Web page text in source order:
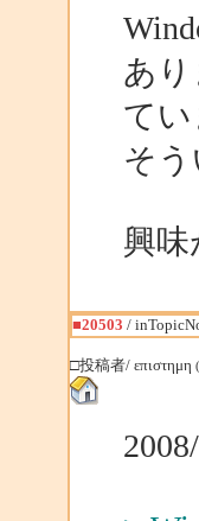
あ
てい
そ
興
■20503 /
□投稿者/ επιστημη